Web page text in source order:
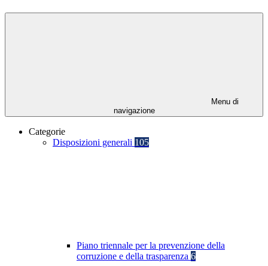
Menu di
navigazione
Categorie
Disposizioni generali 105
Piano triennale per la prevenzione della
corruzione e della trasparenza 6